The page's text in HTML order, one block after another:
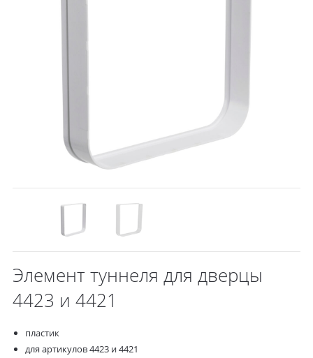
Элемент туннеля для дверцы
4423 и 4421
пластик
для артикулов 4423 и 4421